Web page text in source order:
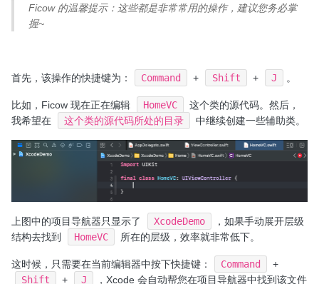
Ficow 的温馨提示：这些都是非常常用的操作，建议您务必掌
握~
首先，该操作的快捷键为： Command + Shift + J 。
比如，Ficow 现在正在编辑 HomeVC
这个类的源代码。然后，
我希望在
这个类的源代码所处的目录 中继续创建一些辅助类。
上图中的项目导航器只显示了 XcodeDemo
，如果手动展开层级
结构去找到
HomeVC 所在的层级，效率就非常低下。
这时候，只需要在当前编辑器中按下快捷键： Command
+
Shift
+ J ，Xcode 会自动帮您在项目导航器中找到该文件